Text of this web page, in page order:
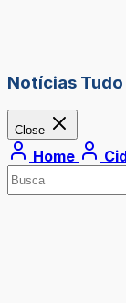
Notícias
Close
Home